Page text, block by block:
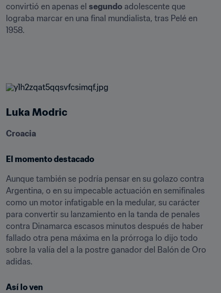
convirtió en apenas el segundo adolescente que
lograba marcar en una final mundialista, tras Pelé en
1958.
Luka Modric
Croacia
El momento destacado
Aunque también se podría pensar en su golazo contra
Argentina, o en su impecable actuación en semifinales
como un motor infatigable en la medular, su carácter
para convertir su lanzamiento en la tanda de penales
contra Dinamarca escasos minutos después de haber
fallado otra pena máxima en la prórroga lo dijo todo
sobre la valía del a la postre ganador del Balón de Oro
adidas.
Así lo ven